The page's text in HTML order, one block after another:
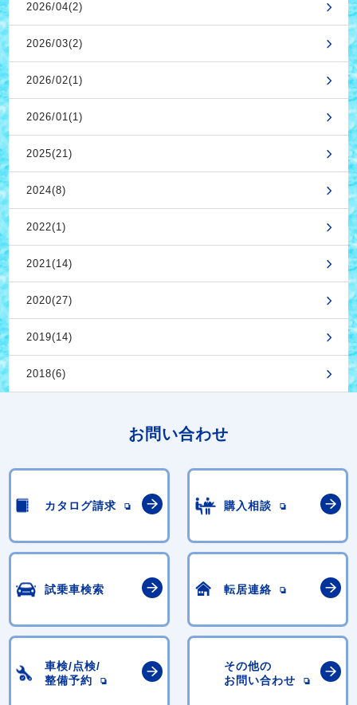
2026/04(2)
2026/03(2)
2026/02(1)
2026/01(1)
2025(21)
2024(8)
2022(1)
2021(14)
2020(27)
2019(14)
2018(6)
お問い合わせ
カタログ請求 購入相談
試乗車検索 転居連絡
車検/点検/
整備予約
その他の
お問い合わせ